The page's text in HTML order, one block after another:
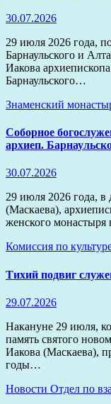
30.07.2026
29 июля 2026 года,
Барнаульского и
Иакова
Барнаульского…
Знаменский
Соборное
архиеп.
30.07.2026
29 июля 2026 года, в
(Маскаева),
женского монастыря
Комиссия по
Тихий подвиг
29.07.2026
Накануне 29 июля,
память святого
Иакова (Маскаева),
годы…
Новости Отдел по